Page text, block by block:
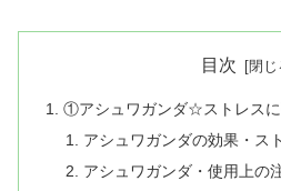
目次
①アシュワガンダ☆ストレスに
アシュワガンダの効果・ス
アシュワガンダ・使用上の